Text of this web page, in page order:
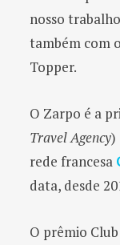
nosso
também com
Topper.
O Zarpo é a
Travel Agency)
rede francesa
data, desde
O prêmio